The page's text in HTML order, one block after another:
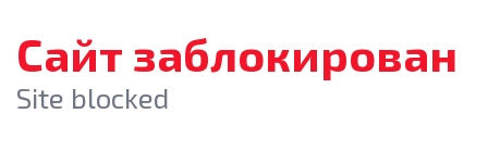
Сайт заблокирован
Site blocked